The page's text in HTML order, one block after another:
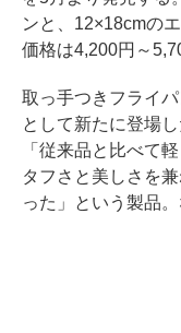
ンと、12×18cmの
価格は4,200円～
取っ手つきフライ
として新たに登場
「従来品と比べて
タフさと美しさを
った」という製品